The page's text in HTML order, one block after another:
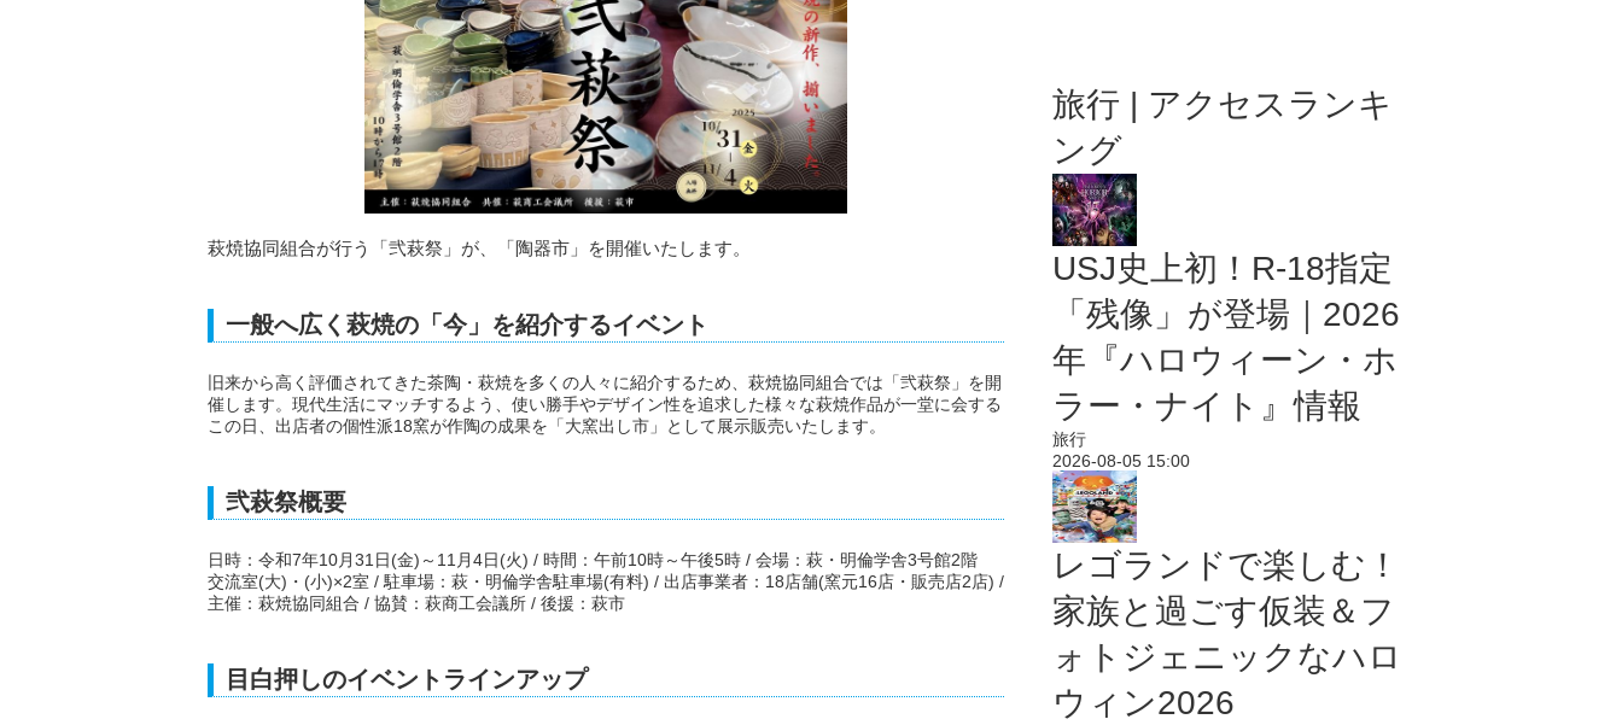
萩焼協同組合が行う「弐萩祭」が、「陶器市」を開催いたします。
一般へ広く萩焼の「今」を紹介するイベント
旧来から高く評価されてきた茶陶・萩焼を多くの人々に紹介するため、萩焼協同組合では「弐萩祭」を開
催します。現代生活にマッチするよう、使い勝手やデザイン性を追求した様々な萩焼作品が一堂に会する
この日、出店者の個性派18窯が作陶の成果を「大窯出し市」として展示販売いたします。
弐萩祭概要
日時：令和7年10月31日(金)～11月4日(火) / 時間：午前10時～午後5時 / 会場：萩・明倫学舎3号館2階
交流室(大)・(小)×2室 / 駐車場：萩・明倫学舎駐車場(有料) / 出店事業者：18店舗(窯元16店・販売店2店) /
主催：萩焼協同組合 / 協賛：萩商工会議所 / 後援：萩市
目白押しのイベントラインアップ
旅行 | アクセスランキ
ング
USJ史上初！R-18指定
「残像」が登場｜2026
年『ハロウィーン・ホ
ラー・ナイト』情報
旅行
2026-08-05 15:00
レゴランドで楽しむ！
家族と過ごす仮装＆フ
ォトジェニックなハロ
ウィン2026